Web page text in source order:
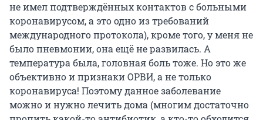
не имел подтверждённых контактов с больными
коронавирусом, а это одно из требований
международного протокола), кроме того, у меня не
было пневмонии, она ещё не развилась. А
температура была, головная боль тоже. Но это же
объективно и признаки ОРВИ, а не только
коронавируса! Поэтому данное заболевание
можно и нужно лечить дома (многим достаточно